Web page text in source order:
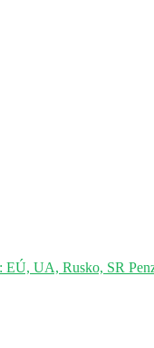
UA, Rusko, SR